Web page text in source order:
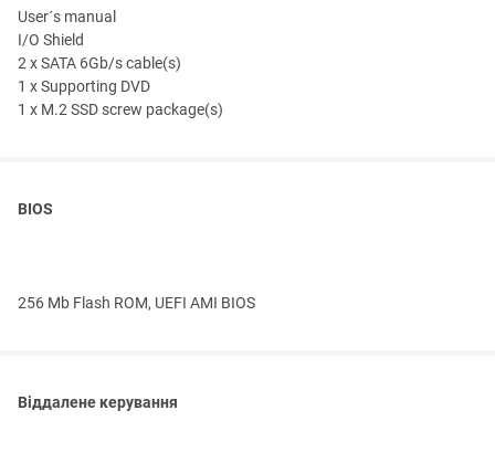
User´s manual
I/O Shield
2 x SATA 6Gb/s cable(s)
1 x Supporting DVD
1 x M.2 SSD screw package(s)
BIOS
256 Mb Flash ROM, UEFI AMI BIOS
Віддалене керування